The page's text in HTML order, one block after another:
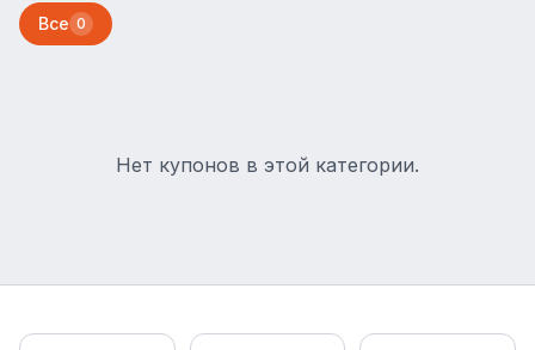
Все 0
Нет купонов в этой категории.